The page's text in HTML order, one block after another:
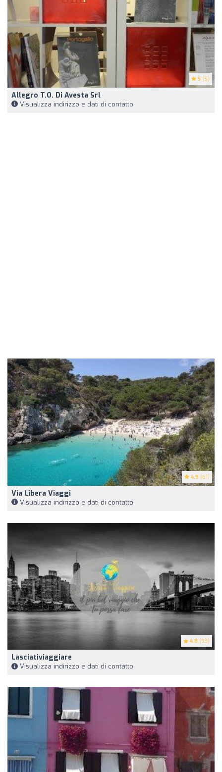
5 (5)
Allegro T.O. Di Avesta Srl
Visualizza indirizzo e dati di contatto
4.9 (61)
Via Libera Viaggi
Visualizza indirizzo e dati di contatto
4.8 (93)
Lasciativiaggiare
Visualizza indirizzo e dati di contatto